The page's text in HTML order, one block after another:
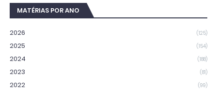
MATÉRIAS POR ANO
2026 (125)
2025 (154)
2024 (188)
2023 (81)
2022 (99)